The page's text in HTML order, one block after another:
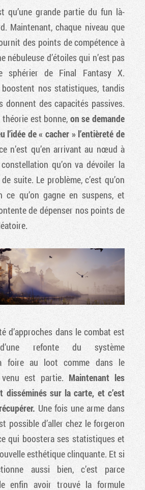
qu’une grande partie du fun là-
Maintenant, chaque niveau que
des points de compétence à
nébuleuse d’étoiles qui n’est pas
sphérier de Final Fantasy X.
nos statistiques, tandis
donnent des capacités passives.
est bonne, on se demande
l’idée de « cacher » l’entièreté de
n’est qu’en arrivant au nœud à
constellation qu’on va dévoiler la
suite. Le problème, c’est qu’on
ce qu’on gagne en suspens, et
de dépenser nos points de
d’approches dans le combat est
d’une refonte du système
foire au loot comme dans le
est partie. Maintenant les
disséminés sur la carte, et c’est
Une fois une arme dans
possible d’aller chez le forgeron
qui boostera ses statistiques et
esthétique clinquante. Et si
aussi bien, c’est parce
enfin avoir trouvé la formule